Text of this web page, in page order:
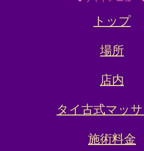
トップ
場所
店内
タイ古式マッ
施術料金